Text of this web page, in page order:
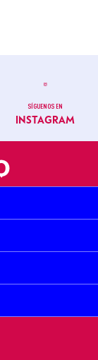
SÍGUENOS EN
INSTAGRAM